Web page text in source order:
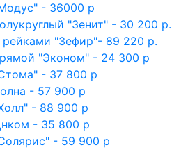
- 36000 р
"Зенит" - 30 200 р.
рейками "Зефир"- 89 220 р.
"Эконом" - 24 300 р
- 37 800 р
- 57 900 р
- 88 900 р
- 35 800 р
- 59 900 р